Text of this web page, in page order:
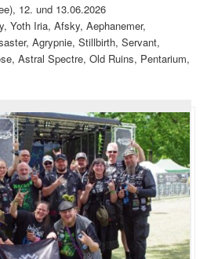
12. und 13.06.2026
Yoth Iria, Afsky, Aephanemer,
Agrypnie, Stillbirth, Servant,
Astral Spectre, Old Ruins, Pentarium,